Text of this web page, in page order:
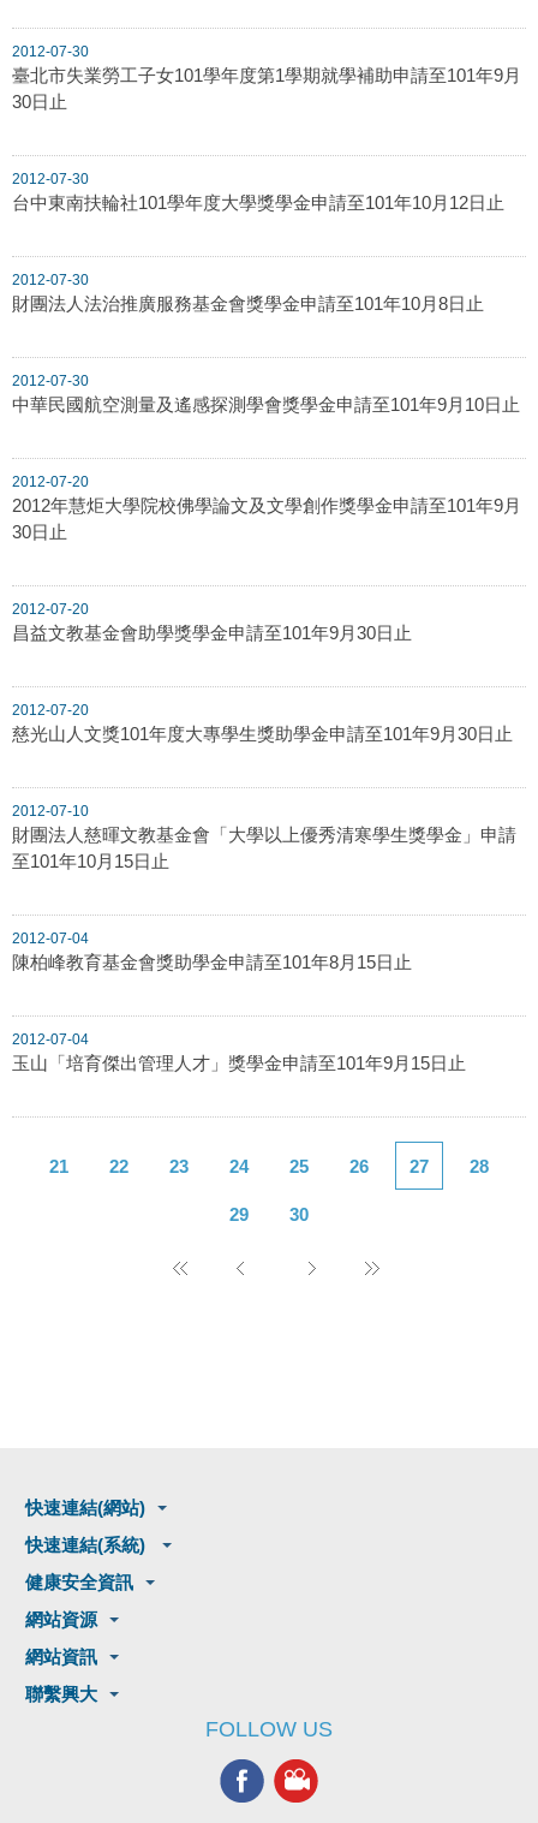
2012-07-30
臺北市失業勞工子女101學年度第1學期就學補助申請至101年9月
30日止
2012-07-30
台中東南扶輪社101學年度大學獎學金申請至101年10月12日止
2012-07-30
財團法人法治推廣服務基金會獎學金申請至101年10月8日止
2012-07-30
中華民國航空測量及遙感探測學會獎學金申請至101年9月10日止
2012-07-20
2012年慧炬大學院校佛學論文及文學創作獎學金申請至101年9月
30日止
2012-07-20
昌益文教基金會助學獎學金申請至101年9月30日止
2012-07-20
慈光山人文獎101年度大專學生獎助學金申請至101年9月30日止
2012-07-10
財團法人慈暉文教基金會「大學以上優秀清寒學生獎學金」申請
至101年10月15日止
2012-07-04
陳柏峰教育基金會獎助學金申請至101年8月15日止
2012-07-04
玉山「培育傑出管理人才」獎學金申請至101年9月15日止
21 22 23 24 25 26 27 28
29 30
快速連結(網站)
快速連結(系統)
健康安全資訊
網站資源
網站資訊
聯繫興大
FOLLOW US